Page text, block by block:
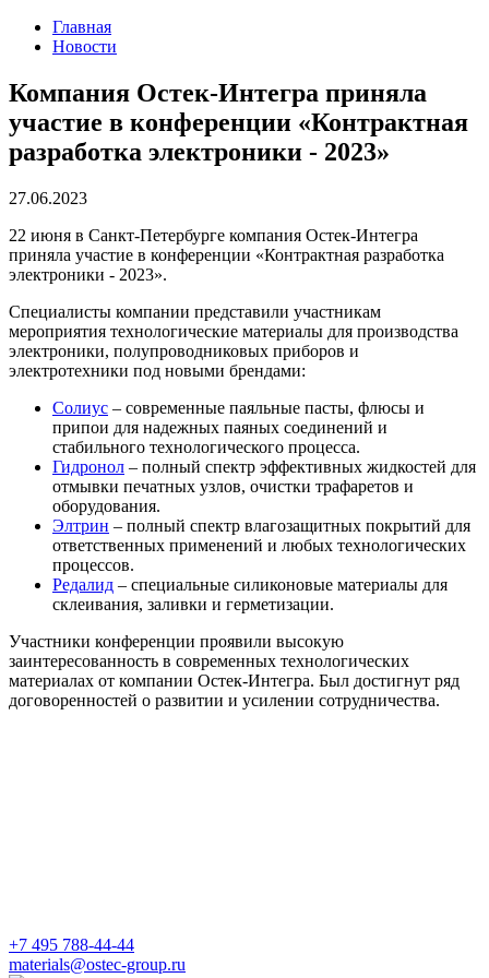
Главная
Новости
Компания Остек-Интегра приняла
участие в конференции «Контрактная
разработка электроники - 2023»
27.06.2023
22 июня в Санкт-Петербурге компания Остек-Интегра
приняла участие в конференции «Контрактная разработка
электроники - 2023».
Специалисты компании представили участникам
мероприятия технологические материалы для производства
электроники, полупроводниковых приборов и
электротехники под новыми брендами:
Солиус – современные паяльные пасты, флюсы и
припои для надежных паяных соединений и
стабильного технологического процесса.
Гидронол – полный спектр эффективных жидкостей для
отмывки печатных узлов, очистки трафаретов и
оборудования.
Элтрин – полный спектр влагозащитных покрытий для
ответственных применений и любых технологических
процессов.
Редалид – специальные силиконовые материалы для
склеивания, заливки и герметизации.
Участники конференции проявили высокую
заинтересованность в современных технологических
материалах от компании Остек-Интегра. Был достигнут ряд
договоренностей о развитии и усилении сотрудничества.
+7 495 788-44-44
materials@ostec-group.ru